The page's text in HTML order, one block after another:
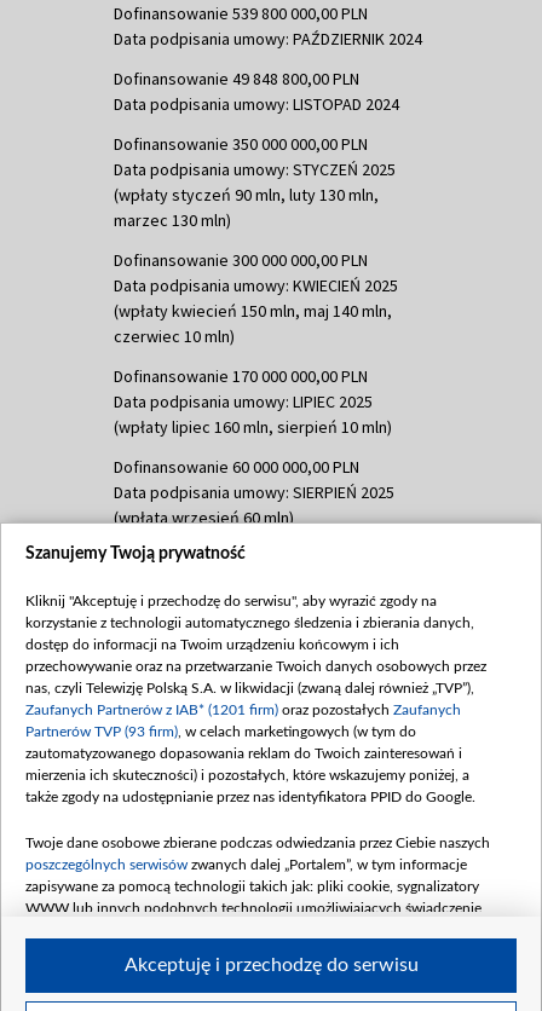
Dofinansowanie 539 800 000,00 PLN
Data podpisania umowy: PAŹDZIERNIK 2024
Dofinansowanie 49 848 800,00 PLN
Data podpisania umowy: LISTOPAD 2024
Dofinansowanie 350 000 000,00 PLN
Data podpisania umowy: STYCZEŃ 2025
(wpłaty styczeń 90 mln, luty 130 mln,
marzec 130 mln)
Dofinansowanie 300 000 000,00 PLN
Data podpisania umowy: KWIECIEŃ 2025
(wpłaty kwiecień 150 mln, maj 140 mln,
czerwiec 10 mln)
Dofinansowanie 170 000 000,00 PLN
Data podpisania umowy: LIPIEC 2025
(wpłaty lipiec 160 mln, sierpień 10 mln)
Dofinansowanie 60 000 000,00 PLN
Data podpisania umowy: SIERPIEŃ 2025
(wpłata wrzesień 60 mln)
Dofinansowanie 635 783 051,21 PLN
(wpłata wrzesień 100 mln, październik 350
mln, listopad 265 mln)
Dofinansowanie 48 862 000,00 PLN
Data podpisania umowy: GRUDZIEŃ 2025
(wpłata grudzień 60,548 mln)
Dofinansowanie 900 000 000,00 PLN
Data podpisania umowy: LUTY 2026 (wpłata
kwiecień 180 mln, 7 maja 180 mln, 8
czerwca 90 mln)
Dofinansowanie 250 000 000,00 PLN
4 sierpnia 250 mln
Szanujemy Twoją prywatność
Kliknij "Akceptuję i przechodzę do serwisu", aby wyrazić zgody na
korzystanie z technologii automatycznego śledzenia i zbierania danych,
dostęp do informacji na Twoim urządzeniu końcowym i ich
przechowywanie oraz na przetwarzanie Twoich danych osobowych przez
nas, czyli Telewizję Polską S.A. w likwidacji (zwaną dalej również „TVP”),
Zaufanych Partnerów z IAB* (1201 firm) oraz pozostałych Zaufanych
Partnerów TVP (93 firm) , w celach marketingowych (w tym do
zautomatyzowanego dopasowania reklam do Twoich zainteresowań i
mierzenia ich skuteczności) i pozostałych, które wskazujemy poniżej, a
także zgody na udostępnianie przez nas identyfikatora PPID do Google.
Twoje dane osobowe zbierane podczas odwiedzania przez Ciebie naszych
poszczególnych serwisów zwanych dalej „Portalem”, w tym informacje
zapisywane za pomocą technologii takich jak: pliki cookie, sygnalizatory
WWW lub innych podobnych technologii umożliwiających świadczenie
Akceptuję i przechodzę do serwisu